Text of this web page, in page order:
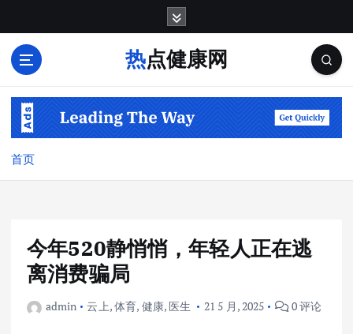
热点健康网
首页
今年520静悄悄，年轻人正在逃
离消费骗局
admin 云上,体育, 健康, 医生 21 5 月, 2025 0 评论